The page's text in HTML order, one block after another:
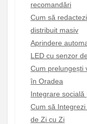
recomandări
Cum să
distribuit masiv
Aprindere
LED cu senzor
Cum prelungești
în Oradea
Integrare socială
Cum să
de Zi cu Zi